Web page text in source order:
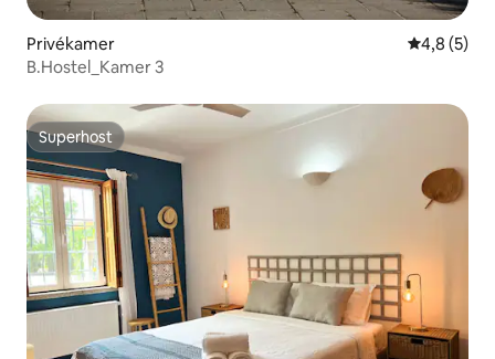
Privékamer
4,8 (5)
B.Hostel_Kamer 3
Superhost
Superhost